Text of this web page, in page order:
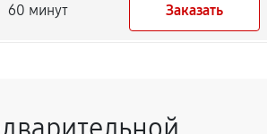
60 минут Заказать
60 минут Заказать